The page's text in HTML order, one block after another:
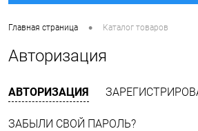
Главная страница • Каталог товаров
Авторизация
АВТОРИЗАЦИЯ
ЗАБЫЛИ СВОЙ ПАРОЛЬ?